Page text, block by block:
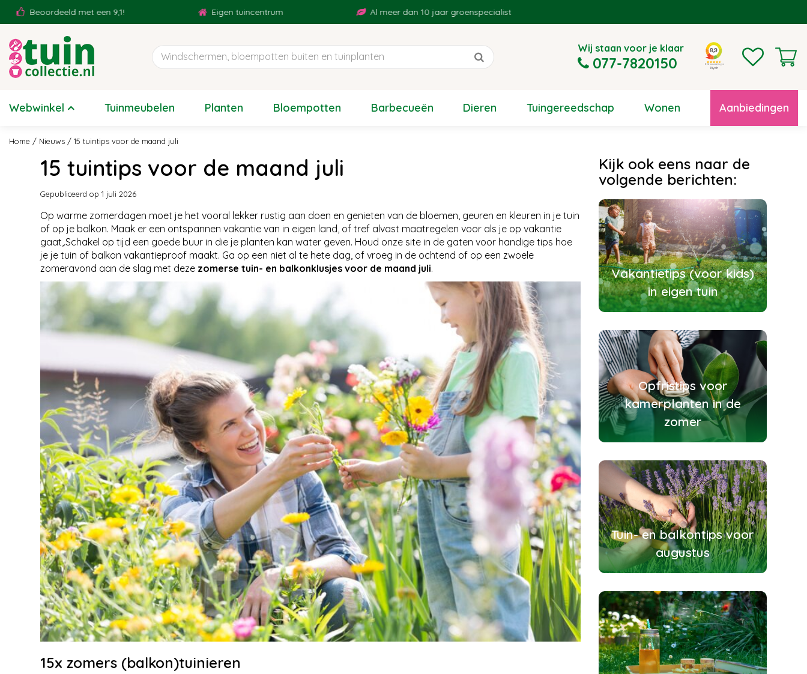
naar
Home Nieuws 15 tuintips voor de maand juli
met een 9,1! Eigen tuincentrum Al meer dan 10 jaar groenspecialist
Wij staan voor je klaar
077-7820150
Webwinkel Tuinmeubelen Planten Bloempotten Barbecueën Dieren Tuingereedschap Wonen Aanbiedingen
15 tuintips voor de maand juli
Gepubliceerd op 1 juli 2026
Op warme zomerdagen moet je het vooral lekker rustig aan doen en genieten van de bloemen, geuren en kleuren in je tuin
of op je balkon. Maak er een ontspannen vakantie van in eigen land, of tref alvast maatregelen voor als je op vakantie
gaat,.Schakel op tijd een goede buur in die je planten kan water geven. Houd onze site in de gaten voor handige tips hoe
je je tuin of balkon vakantieproof maakt. Ga op een niet al te hete dag, of vroeg in de ochtend of op een zwoele
zomeravond aan de slag met deze zomerse tuin- en balkonklusjes voor de maand juli.
15x zomers (balkon)tuinieren
Kijk ook eens naar de
volgende berichten:
Vakantietips (voor kids)
in eigen tuin
Opfristips voor
kamerplanten in de
zomer
Tuin- en balkontips voor
augustus